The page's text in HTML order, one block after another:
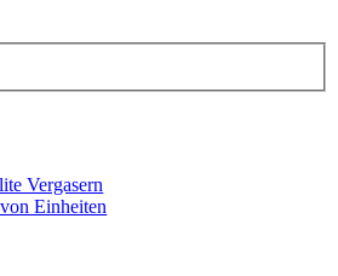
Vergasern
Einheiten